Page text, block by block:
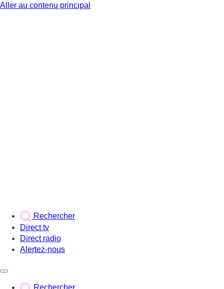
Aller au contenu principal
Rechercher
Direct tv
Direct radio
Alertez-nous